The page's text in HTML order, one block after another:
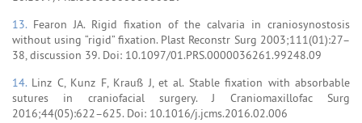
13. Fearon JA. Rigid fixation of the calvaria in craniosynostosis
without using “rigid” fixation. Plast Reconstr Surg 2003;111(01):27–
38, discussion 39. Doi: 10.1097/01.PRS.0000036261.99248.09
14. Linz C, Kunz F, Krauß J, et al. Stable fixation with absorbable
sutures in craniofacial surgery. J Craniomaxillofac Surg
2016;44(05):622–625. Doi: 10.1016/j.jcms.2016.02.006